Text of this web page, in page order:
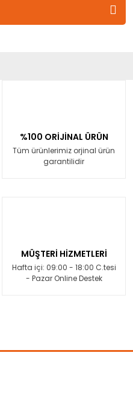
%100 ORİJİNAL ÜRÜN
Tüm ürünlerimiz orjinal ürün
garantilidir
MÜŞTERİ HİZMETLERİ
Hafta içi: 09:00 - 18:00 C.tesi
- Pazar Online Destek